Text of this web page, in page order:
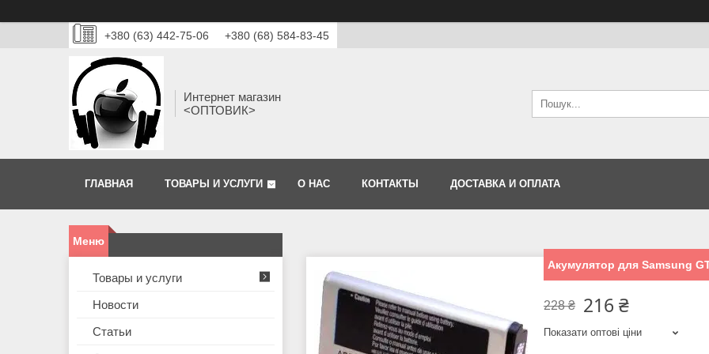
+380 (63) 442-75-06 +380 (68) 584-83-45
Интернет магазин
<ОПТОВИК>
ГЛАВНАЯ ТОВАРЫ И УСЛУГИ О НАС КОНТАКТЫ ДОСТАВКА И ОПЛАТА
Акумулятор для Samsung
228 ₴ 216 ₴
Показати оптові ціни
Товары и услуги
Новости
Статьи